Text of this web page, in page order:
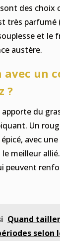
des choix
très parfumé
et le
austère.
avec un
?
apporte du
Un
avec
meilleur
peuvent
Quand
selon